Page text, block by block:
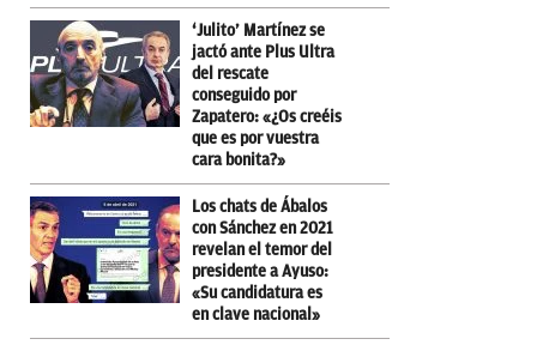
‘Julito’ Martínez se
jactó ante Plus Ultra
del rescate
conseguido por
Zapatero: «¿Os creéis
que es por vuestra
cara bonita?»
Los chats de Ábalos
con Sánchez en 2021
revelan el temor del
presidente a Ayuso:
«Su candidatura es
en clave nacional»